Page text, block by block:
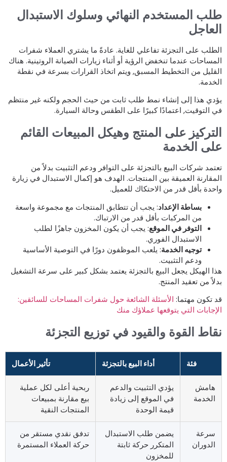
المستخدم النهائي وسلوك الاستبدال
على التجزئة تفاعلي للغاية. عادةً ما يشتري العملاء شفرات
عندما تنخفض الرؤية أو أثناء زيارات الصيانة الروتينية. هناك
من التخطيط المسبق, ويتم اتخاذ القرارات بسرعة في نقطة
هذا إلى إنشاء نمط طلب ثابت من حيث الحجم ولكنه غير منتظم
التوقيت, اعتمادًا كبيرًا على الطقس وحالة السيارة.
على المنتج وهيكل المبيعات القائم
الخدمة
شركات البيع بالتجزئة على التوافر ودعم التثبيت بدلاً من
العميقة بين المنتجات. الهدف هو إكمال الاستبدال في زيارة
بأقل قدر من الاحتكاك للعميل.
بساطة الإعداد: يجب أن تتطابق المنتجات مع مجموعة واسعة
من المركبات بأقل قدر من الارتباك.
التوفر في الموقع: يجب أن يكون المخزون جاهزًا لطلب
الاستبدال الفوري.
توجيه الخدمة: يلعب الموظفون دورًا في التوصية الأساسية
ودعم التثبيت.
الهيكل يجعل البيع بالتجزئة يعتمد بشكل كبير على سرعة التشغيل
من تعقيد المنتج.
تكون مهتما:الأسئلة الشائعة حول شفرات المساحات للسائقين:
التي يتوقعها عملاؤك منك
القوة والقيود في توزيع التجزئة
فئة أداء البيع بالتجزئة تأثير الأعمال
هامش
الخدمة
يؤدي التثبيت والدعم
في الموقع إلى زيادة
قيمة الوحدة
ربحية أعلى لكل عملية
بيع مقارنة بمبيعات
المنتجات النقية
سرعة
الدوران
يضمن طلب الاستبدال
المتكرر حركة ثابتة
للمخزون
تدفق نقدي مستقر من
حركة العملاء المستمرة